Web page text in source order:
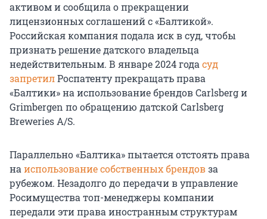
активом и сообщила о прекращении
лицензионных соглашений с «Балтикой».
Российская компания подала иск в суд, чтобы
признать решение датского владельца
недействительным. В январе 2024 года суд
запретилРоспатенту прекращать права
«Балтики» на использование брендов Carlsberg и
Grimbergen по обращению датской Carlsberg
Breweries A/S.
Параллельно «Балтика» пытается отстоять права
на использование собственных брендовза
рубежом. Незадолго до передачи в управление
Росимущества топ-менеджеры компании
передали эти права иностранным структурам